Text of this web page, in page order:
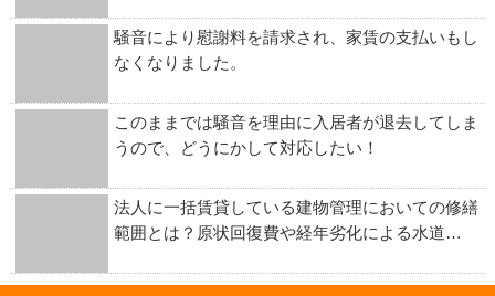
騒音により慰謝料を請求され、家賃の支払いもし
なくなりました。
このままでは騒音を理由に入居者が退去してしま
うので、どうにかして対応したい！
法人に一括賃貸している建物管理においての修繕
範囲とは？原状回復費や経年劣化による水道…